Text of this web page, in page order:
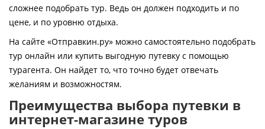
Контакты
сложнее подобрать тур. Ведь он должен подходить и по
цене, и по уровню отдыха.
На сайте «Отправкин.ру» можно самостоятельно подобрать
тур онлайн или купить выгодную путевку с помощью
турагента. Он найдет то, что точно будет отвечать
желаниям и возможностям.
Преимущества выбора путевки в
интернет-магазине туров